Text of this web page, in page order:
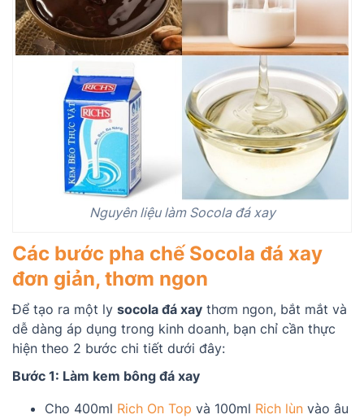
Nguyên liệu làm Socola đá xay
Các bước pha chế Socola đá xay
đơn giản, thơm ngon
Để tạo ra một ly socola đá xay thơm ngon, bắt mắt và
dễ dàng áp dụng trong kinh doanh, bạn chỉ cần thực
hiện theo 2 bước chi tiết dưới đây:
Bước 1: Làm kem bông đá xay
Cho 400ml Rich On Top và 100ml Rich lùn vào âu